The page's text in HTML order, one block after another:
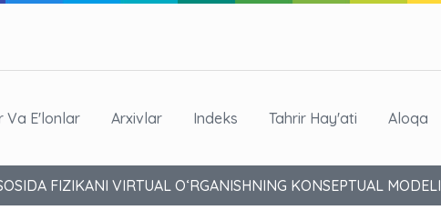
Va E'lonlar Arxivlar Indeks Tahrir Hay'ati Aloqa
FIZIKANI VIRTUAL O‘RGANISHNING KONSEPTUAL MODELI